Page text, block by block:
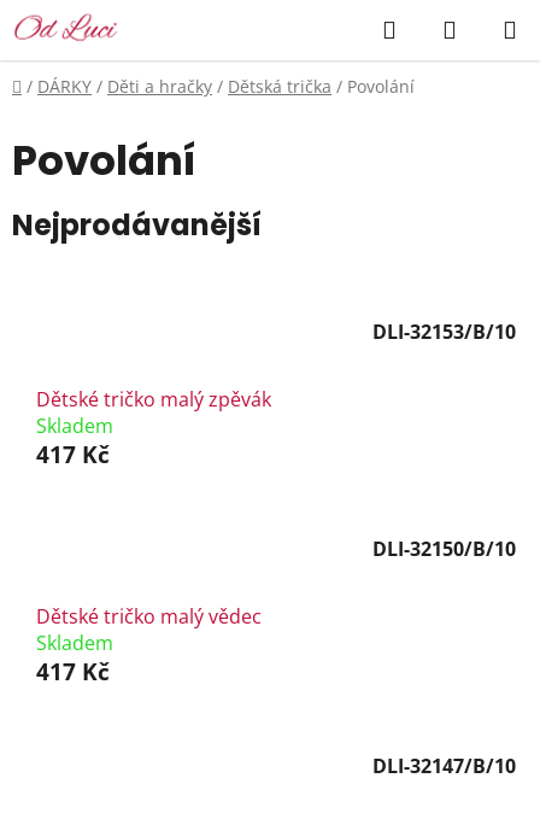
Přejít
na
obsah
Hledat
KOŠÍK
Domů
/ DÁRKY / Děti a hračky / Dětská trička / Povolání
Povolání
Nejprodávanější
DLI-32153/B/10
Dětské tričko malý zpěvák
Skladem
417 Kč
DLI-32150/B/10
Dětské tričko malý vědec
Skladem
417 Kč
DLI-32147/B/10